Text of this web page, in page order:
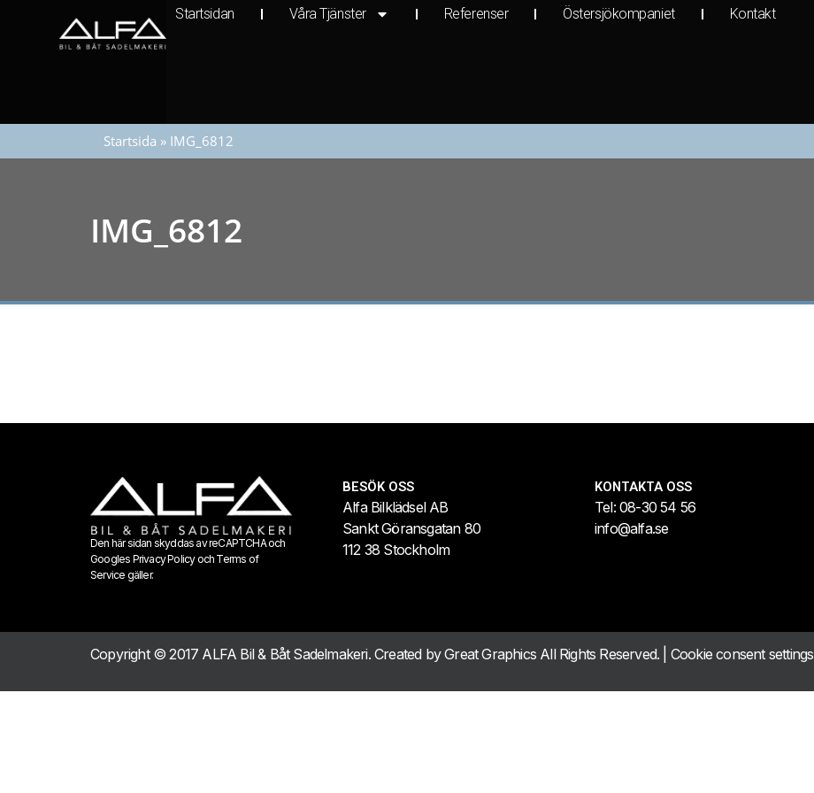
Startsidan Våra Tjänster Referenser Östersjökompaniet Kontakt
Startsida » IMG_6812
IMG_6812
Den här sidan skyddas av reCAPTCHA och
Googles Privacy Policyoch Terms of
Service gäller.
BESÖK OSS
Alfa Bilklädsel AB
Sankt Göransgatan 80
112 38 Stockholm
KONTAKTA OSS
Tel: 08-30 54 56
info@alfa.se
Copyright © 2017 ALFA Bil & Båt Sadelmakeri. Created byGreat Graphics All Rights Reserved. | Cookie consent settings